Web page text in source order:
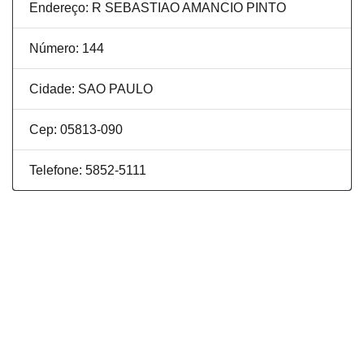
Endereço: R SEBASTIAO AMANCIO PINTO
Número: 144
Cidade: SAO PAULO
Cep: 05813-090
Telefone: 5852-5111